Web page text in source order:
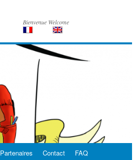
Bienvenue Welcome
Partenaires Contact FAQ